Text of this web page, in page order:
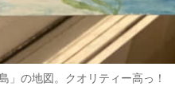
」の地図。クオリティー高っ！